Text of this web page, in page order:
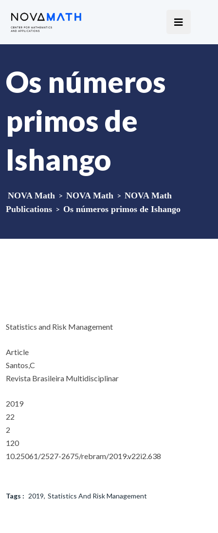
Os números
primos de
Ishango
NOVA Math > NOVA Math > NOVA Math
Publications > Os números primos de Ishango
Statistics and Risk Management
Article
Santos,C
Revista Brasileira Multidisciplinar
2019
22
2
120
10.25061/2527-2675/rebram/2019.v22i2.638
Tags : 2019 Statistics And Risk Management